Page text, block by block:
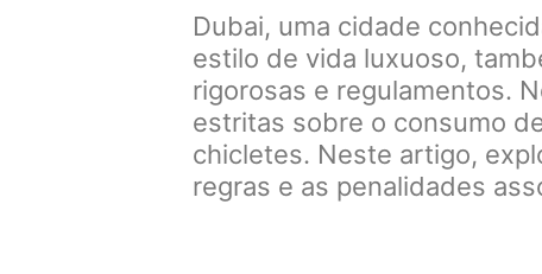
Dubai, uma cidade
estilo de vida luxuoso,
rigorosas e regulamentos.
estritas sobre o consumo
chicletes. Neste artigo,
regras e as penalidades